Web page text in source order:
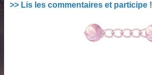
>> Lis les commentaires et participe !